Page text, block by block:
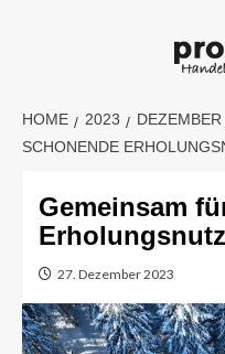
HOME 2023 DEZEMBER
SCHONENDE
Gemeinsam
27. Dezember 2023